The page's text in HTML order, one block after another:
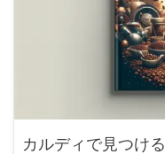
カルディで見つけ